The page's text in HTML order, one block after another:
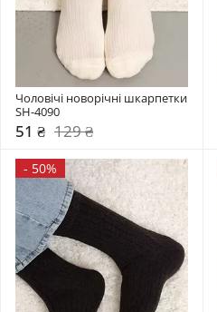
Чоловічі новорічні шкарпетки
SH-4090
51 ₴ 129 ₴
- 50%